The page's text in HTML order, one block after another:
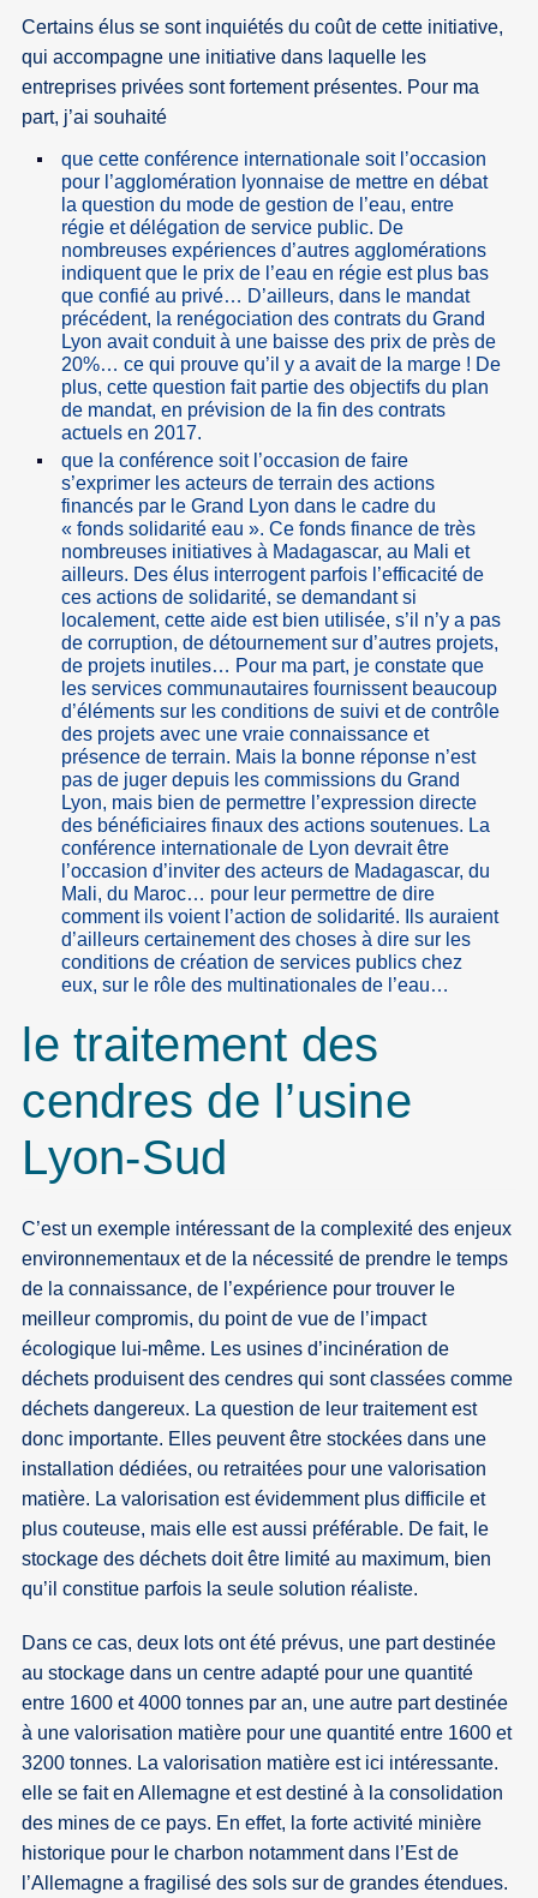
Certains élus se sont inquiétés du coût de cette initiative,
qui accompagne une initiative dans laquelle les
entreprises privées sont fortement présentes. Pour ma
part, j’ai souhaité
que cette conférence internationale soit l’occasion
pour l’agglomération lyonnaise de mettre en débat
la question du mode de gestion de l’eau, entre
régie et délégation de service public. De
nombreuses expériences d’autres agglomérations
indiquent que le prix de l’eau en régie est plus bas
que confié au privé… D’ailleurs, dans le mandat
précédent, la renégociation des contrats du Grand
Lyon avait conduit à une baisse des prix de près de
20%… ce qui prouve qu’il y a avait de la marge ! De
plus, cette question fait partie des objectifs du plan
de mandat, en prévision de la fin des contrats
actuels en 2017.
que la conférence soit l’occasion de faire
s’exprimer les acteurs de terrain des actions
financés par le Grand Lyon dans le cadre du
« fonds solidarité eau ». Ce fonds finance de très
nombreuses initiatives à Madagascar, au Mali et
ailleurs. Des élus interrogent parfois l’efficacité de
ces actions de solidarité, se demandant si
localement, cette aide est bien utilisée, s’il n’y a pas
de corruption, de détournement sur d’autres projets,
de projets inutiles… Pour ma part, je constate que
les services communautaires fournissent beaucoup
d’éléments sur les conditions de suivi et de contrôle
des projets avec une vraie connaissance et
présence de terrain. Mais la bonne réponse n’est
pas de juger depuis les commissions du Grand
Lyon, mais bien de permettre l’expression directe
des bénéficiaires finaux des actions soutenues. La
conférence internationale de Lyon devrait être
l’occasion d’inviter des acteurs de Madagascar, du
Mali, du Maroc… pour leur permettre de dire
comment ils voient l’action de solidarité. Ils auraient
d’ailleurs certainement des choses à dire sur les
conditions de création de services publics chez
eux, sur le rôle des multinationales de l’eau…
le traitement des
cendres de l’usine
Lyon-Sud
C’est un exemple intéressant de la complexité des enjeux
environnementaux et de la nécessité de prendre le temps
de la connaissance, de l’expérience pour trouver le
meilleur compromis, du point de vue de l’impact
écologique lui-même. Les usines d’incinération de
déchets produisent des cendres qui sont classées comme
déchets dangereux. La question de leur traitement est
donc importante. Elles peuvent être stockées dans une
installation dédiées, ou retraitées pour une valorisation
matière. La valorisation est évidemment plus difficile et
plus couteuse, mais elle est aussi préférable. De fait, le
stockage des déchets doit être limité au maximum, bien
qu’il constitue parfois la seule solution réaliste.
Dans ce cas, deux lots ont été prévus, une part destinée
au stockage dans un centre adapté pour une quantité
entre 1600 et 4000 tonnes par an, une autre part destinée
à une valorisation matière pour une quantité entre 1600 et
3200 tonnes. La valorisation matière est ici intéressante.
elle se fait en Allemagne et est destiné à la consolidation
des mines de ce pays. En effet, la forte activité minière
historique pour le charbon notamment dans l’Est de
l’Allemagne a fragilisé des sols sur de grandes étendues.